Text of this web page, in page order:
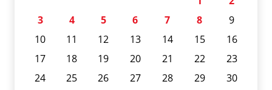
3
4 5 6 7 8
9
10
11 12 13 14 15
16
17
18 19 20 21 22
23
24
25 26 27 28 29
30